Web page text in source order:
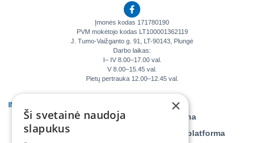
Įmonės kodas 171780190
PVM mokėtojo kodas LT100001362119
J. Tumo-Vaižganto g. 91, LT-90143, Plungė
Darbo laikas:
I– IV 8.00–17.00 val.
V 8.00–15.45 val.
Pietų pertrauka 12.00–12.45 val.
INFORMACIJA
Veiklos ataskaitos
Teisinė informacija
KLIENTAMS
Savitarna
Daiktų platforma
×
Ši svetainė naudoja
slapukus